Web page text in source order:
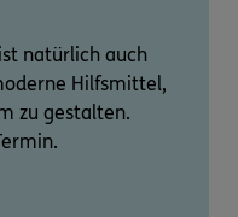
natürlich auch
Hilfsmittel,
zu gestalten.